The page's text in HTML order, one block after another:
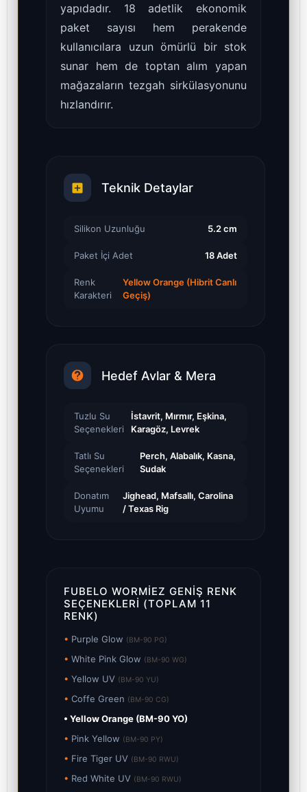
yapıdadır. 18 adetlik ekonomik
paket sayısı hem perakende
kullanıcılara uzun ömürlü bir stok
sunar hem de toptan alım yapan
mağazaların tezgah sirkülasyonunu
hızlandırır.
Teknik Detaylar
Silikon Uzunluğu 5.2 cm
Paket İçi Adet 18 Adet
Renk
Karakteri
Yellow Orange (Hibrit Canlı
Geçiş)
Hedef Avlar & Mera
Tuzlu Su
Seçenekleri
İstavrit, Mırmır, Eşkina,
Karagöz, Levrek
Tatlı Su
Seçenekleri
Perch, Alabalık, Kasna,
Sudak
Donatım
Uyumu
Jighead, Mafsallı, Carolina
/ Texas Rig
FUBELO WORMIEZ GENIŞ RENK
SEÇENEKLERI (TOPLAM 11
RENK)
• Purple Glow (BM-90 PG)
• White Pink Glow (BM-90 WG)
• Yellow UV (BM-90 YU)
• Coffe Green (BM-90 CG)
• Yellow Orange (BM-90 YO)
• Pink Yellow (BM-90 PY)
• Fire Tiger UV (BM-90 RWU)
• Red White UV (BM-90 RWU)